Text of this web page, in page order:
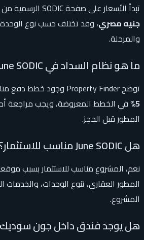
تبدأ الأسعار على صفحة SODIC الرسمية من حوالي
جنيه مصري، وقد تختلف حسب نوع الوحدة،
والمرحلة.
ما هو نظام السداد في June SODIC؟
توضح Property Finder وجود خطط دفع متاحة، مع مقدم يبدأ من
5% في الخطط المعروضة، ويجب مراجعة
المطور قبل الحجز.
هل June SODIC مناسب للاستثمار؟
نعم، المشروع مناسب للاستثمار بسبب
المطور العقاري، تنوع الوحدات، والخدمات
المشروع.
هل يوجد فندق داخل جون